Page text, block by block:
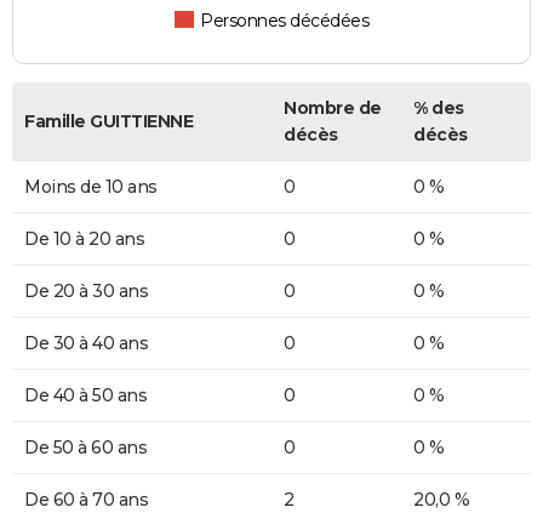
Personnes décédées
Famille GUITTIENNE
Nombre de
décès
% des
décès
Moins de 10 ans 0 0 %
De 10 à 20 ans 0 0 %
De 20 à 30 ans 0 0 %
De 30 à 40 ans 0 0 %
De 40 à 50 ans 0 0 %
De 50 à 60 ans 0 0 %
De 60 à 70 ans 2 20,0 %